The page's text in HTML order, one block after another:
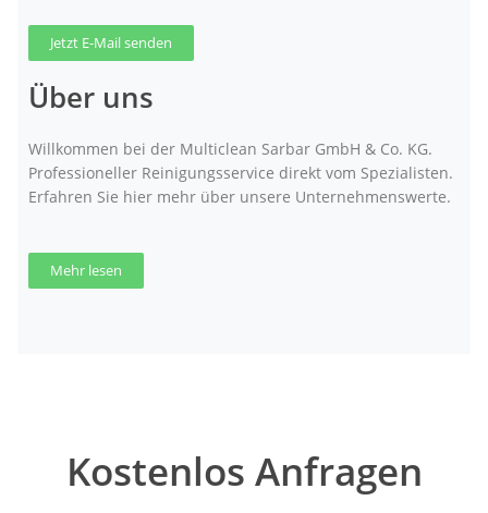
Jetzt E-Mail senden
Über uns
Willkommen bei der Multiclean Sarbar GmbH & Co. KG.
Professioneller Reinigungsservice direkt vom Spezialisten.
Erfahren Sie hier mehr über unsere Unternehmenswerte.
Mehr lesen
Kostenlos Anfragen